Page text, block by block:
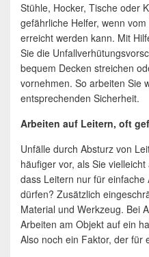
Stühle, Hocker, Tische oder
gefährliche Helfer, wenn
erreicht werden kann. Mit
Sie die
bequem Decken streichen
vornehmen. So arbeiten Sie
entsprechenden Sicherheit.
Arbeiten auf Leitern, oft
Unfälle durch Absturz von
häufiger vor, als Sie
dass Leitern nur für
dürfen? Zusätzlich
Material und Werkzeug. Bei
Arbeiten am Objekt auf ein
Also noch ein Faktor, der für